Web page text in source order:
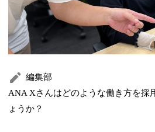
編集部
ANA Xさんはどのような働き方を採
ょうか？